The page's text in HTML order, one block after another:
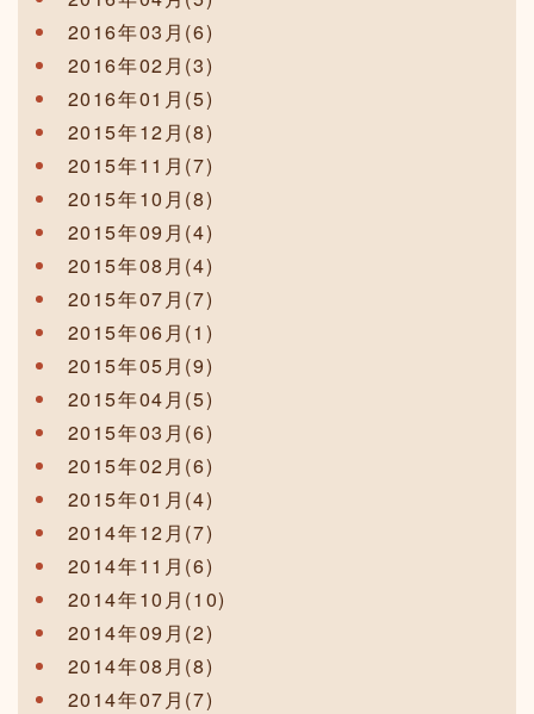
2016年03月(6)
2016年02月(3)
2016年01月(5)
2015年12月(8)
2015年11月(7)
2015年10月(8)
2015年09月(4)
2015年08月(4)
2015年07月(7)
2015年06月(1)
2015年05月(9)
2015年04月(5)
2015年03月(6)
2015年02月(6)
2015年01月(4)
2014年12月(7)
2014年11月(6)
2014年10月(10)
2014年09月(2)
2014年08月(8)
2014年07月(7)